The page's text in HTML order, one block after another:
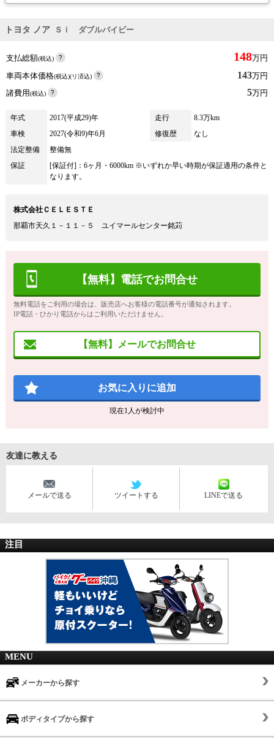
トヨタ ノア Ｓｉ ダブルバイビー
支払総額(税込) 148万円
車両本体価格(税込)(リ済込) 143万円
諸費用(税込) 5万円
年式 2017(平成29)年 走行
8.3万km
車検
2027(令和9)年6月 修復歴
なし
法定整備
整備無
保証
[保証付]：6ヶ月・6000km ※いずれか早い時期が保証適用の条件と
なります。
株式会社ＣＥＬＥＳＴＥ
那覇市天久１－１１－５ ユイマールセンター銘苅
【無料】電話でお問合せ
無料電話をご利用の場合は、販売店へお客様の電話番号が通知されます。
IP電話・ひかり電話からはご利用いただけません。
【無料】メールでお問合せ
お気に入りに追加
現在1 人が検討中
友達に教える
メールで送る ツイートする LINEで送る
注目
MENU
メーカーから探す
ボディタイプから探す